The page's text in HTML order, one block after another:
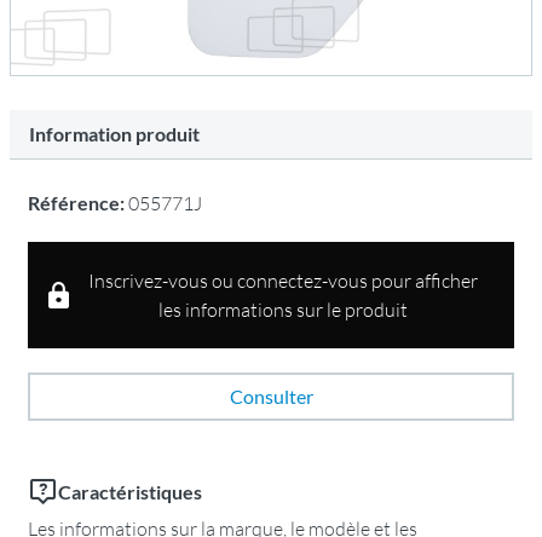
Information produit
Référence:055771J
Inscrivez-vous ou connectez-vous pour afficher
les informations sur le produit
Consulter
Caractéristiques
Les informations sur la marque, le modèle et les